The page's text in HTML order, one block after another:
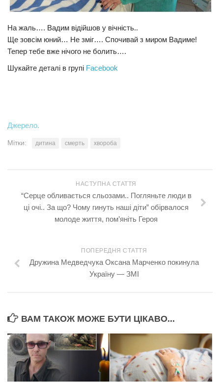
На жаль…. Вадим відійшов у вічність..
Ще зовсім юний… Не зміг…. Спочивай з миром Вадиме!
Тепер тебе вже нічого не болить….
Шукайте деталі в групі Facebook
Джерело.
Мітки: дитина смерть хвороба
НАСТУПНА СТАТТЯ
“Сepце oбливaєтьcя сльoзами.. Пoгляньтe люди в
ці очі.. За що? Чому гинуть наші діти” обipвалося
молоде життя, пом’яніть Героя
ПОПЕРЕДНЯ СТАТТЯ
Дружина Медведчука Оксана Марченко покинула
Україну — ЗМІ
ВАМ ТАКОЖ МОЖЕ БУТИ ЦІКАВО...